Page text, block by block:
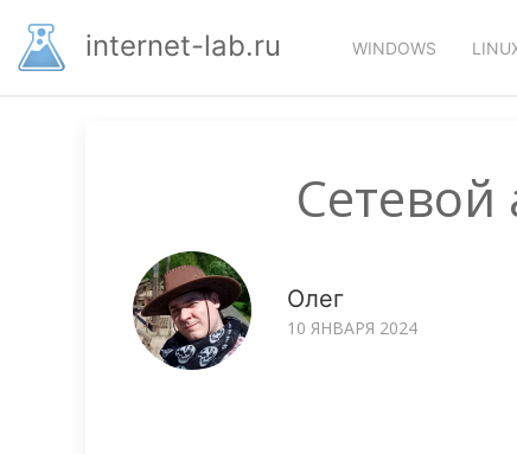
основномуinternet-lab.ru WINDOWS
Сетевой
Олег
10 ЯНВАРЯ 2024